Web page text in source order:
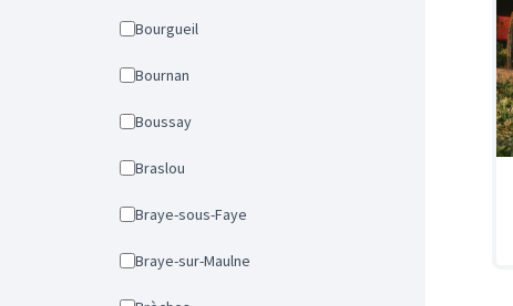
Bourgueil
Bournan
Boussay
Braslou
Braye-sous-Faye
Braye-sur-Maulne